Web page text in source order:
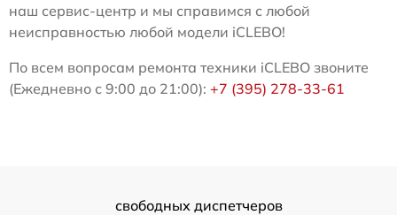
наш сервис-центр и мы справимся с любой
неисправностью любой модели iCLEBO!
По всем вопросам ремонта техники iCLEBO звоните
(Ежедневно с 9:00 до 21:00): +7 (395) 278-33-61
свободных диспетчеров